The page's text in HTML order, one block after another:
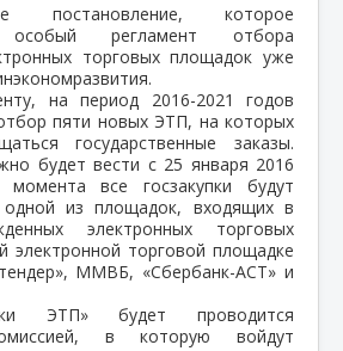
постановление, которое
особый регламент отбора
торговых площадок уже
на период 2016-2021 годов
пяти новых ЭТП, на которых
государственные заказы.
будет вести с 25 января 2016
все госзакупки будут
одной из площадок, входящих в
электронных торговых
электронной торговой площадке
ММВБ, «Сбербанк-АСТ» и
ЭТП» будет проводится
в которую войдут